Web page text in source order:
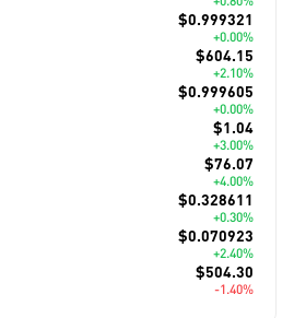
$0.999321
+0.00%
$604.15
+2.10%
$0.999605
+0.00%
$1.04
+3.00%
$76.07
+4.00%
$0.328611
+0.30%
$0.070923
+2.40%
$504.30
-1.40%